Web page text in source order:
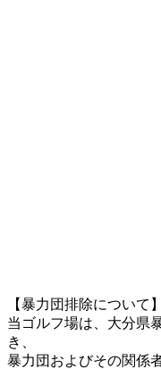
【暴力団排除について】
当ゴルフ場は、大分県
き、
暴力団およびその関係